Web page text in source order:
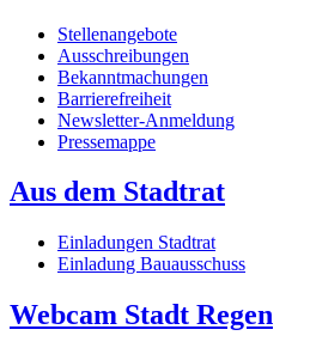
Stellenangebote
Ausschreibungen
Bekanntmachungen
Barrierefreiheit
Newsletter-Anmeldung
Pressemappe
Aus dem Stadtrat
Einladungen Stadtrat
Einladung Bauausschuss
Webcam Stadt Regen